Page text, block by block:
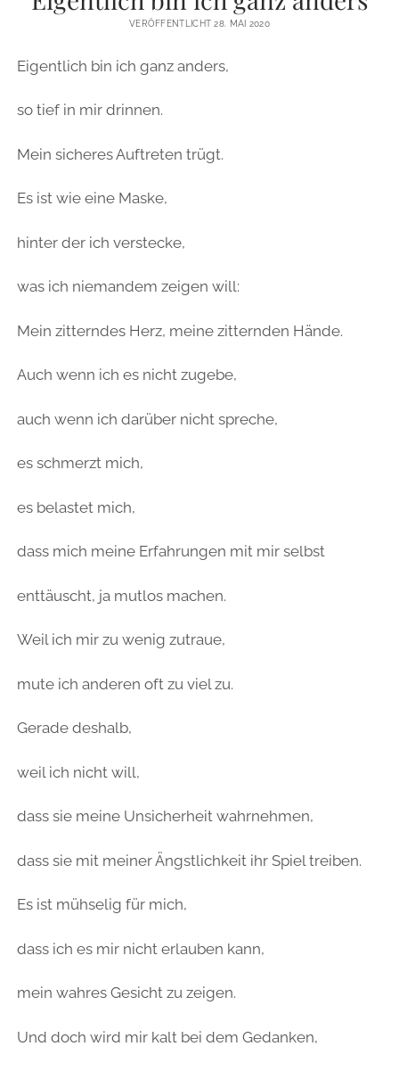
ZUR PERSON
IMPRESSUM
VERÖFFENTLICHT 28. MAI 2020
Eigentlich bin ich ganz anders,
so tief in mir drinnen.
Mein sicheres Auftreten trügt.
Es ist wie eine Maske,
hinter der ich verstecke,
was ich niemandem zeigen will:
Mein zitterndes Herz, meine zitternden Hände.
Auch wenn ich es nicht zugebe,
auch wenn ich darüber nicht spreche,
es schmerzt mich,
es belastet mich,
dass mich meine Erfahrungen mit mir selbst
enttäuscht, ja mutlos machen.
Weil ich mir zu wenig zutraue,
mute ich anderen oft zu viel zu.
Gerade deshalb,
weil ich nicht will,
dass sie meine Unsicherheit wahrnehmen,
dass sie mit meiner Ängstlichkeit ihr Spiel treiben.
Es ist mühselig für mich,
dass ich es mir nicht erlauben kann,
mein wahres Gesicht zu zeigen.
Und doch wird mir kalt bei dem Gedanken,